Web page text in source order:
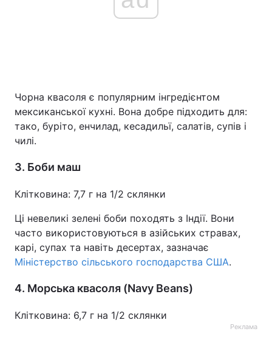
Чорна квасоля є популярним інгредієнтом
мексиканської кухні. Вона добре підходить для:
тако, буріто, енчилад, кесадильї, салатів, супів і
чилі.
3. Боби маш
Клітковина: 7,7 г на 1/2 склянки
Ці невеликі зелені боби походять з Індії. Вони
часто використовуються в азійських стравах,
карі, супах та навіть десертах, зазначає
Міністерство сільського господарства США.
4. Морська квасоля (Navy Beans)
Клітковина: 6,7 г на 1/2 склянки
Реклама